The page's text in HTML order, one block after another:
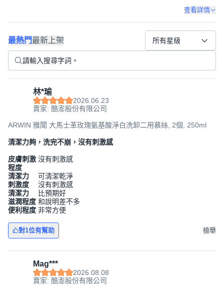
查看詳情
最熱門最新上架 所有星級
林*瑜
2026.06.23
賣家: 酷澎股份有限公司
ARWIN 雅聞 大馬士革玫瑰氨基酸淨白洗卸二用慕絲, 2個, 250ml
清潔力夠，洗完不崩，沒有刺激感
皮膚刺激
程度
沒有刺激感
清潔力
可清潔乾淨
刺激度
沒有刺激感
清潔力
比預期好
滋潤程度 和說明差不多
便利程度 非常方便
對1位有幫助 檢舉
Mag***
2026.08.08
賣家: 酷澎股份有限公司